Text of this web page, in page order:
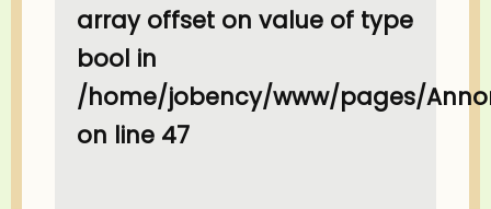
array offset on value of type
bool in
/home/jobency/www/pages/
on line 47